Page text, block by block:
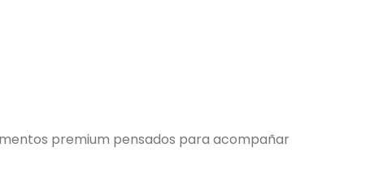
premium pensados para acompañar